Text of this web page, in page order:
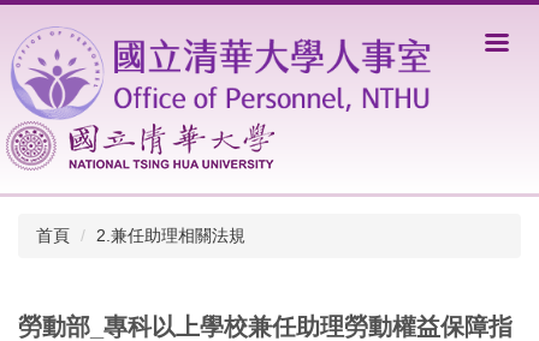
到
主
要
內
容
區
首頁 2.兼任助理相關法規
勞動部_專科以上學校兼任助理勞動權益保障指